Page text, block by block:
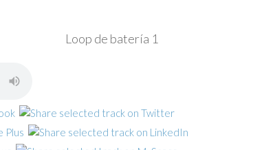
Loop de batería 1